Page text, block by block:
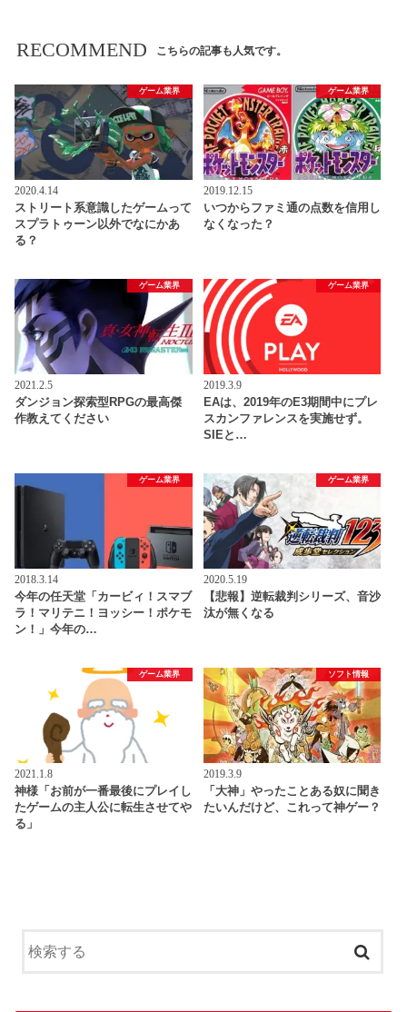
RECOMMEND こちらの記事も人気です。
ゲーム業界
2020.4.14
ストリート系意識したゲームって
スプラトゥーン以外でなにかあ
る？
ゲーム業界
2019.12.15
いつからファミ通の点数を信用し
なくなった？
ゲーム業界
2021.2.5
ダンジョン探索型RPGの最高傑
作教えてください
ゲーム業界
2019.3.9
EAは、2019年のE3期間中にプレ
スカンファレンスを実施せず。
SIEと…
ゲーム業界
2018.3.14
今年の任天堂「カービィ！スマブ
ラ！マリテニ！ヨッシー！ポケモ
ン！」今年の…
ゲーム業界
2020.5.19
【悲報】逆転裁判シリーズ、音沙
汰が無くなる
ゲーム業界
2021.1.8
神様「お前が一番最後にプレイし
たゲームの主人公に転生させてや
る」
ソフト情報
2019.3.9
「大神」やったことある奴に聞き
たいんだけど、これって神ゲー？